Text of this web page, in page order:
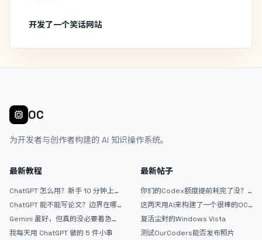
开发了一个笑话网站
OC
为开发者与创作者构建的 AI 知识操作系统。
最新教程
ChatGPT 怎么用？新手 10 分钟上手
ChatGPT 能不能写论文？边界在哪
Gemini 虽好，但真的没必要着急放
弃 ChatGPT
我每天用 ChatGPT 做的 5 件小事
最新帖子
你们的Codex额度提前耗完了没？
戒断反应如何？
这两天用AI来构建了一个很棒的OC
论坛精华区
复活尘封的Windows Vista
测试OurCoders能否发布照片